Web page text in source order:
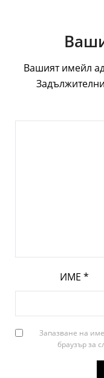
Вашият имейл
ИМЕ *
Запазване на
браузър за